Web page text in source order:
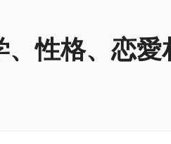
性格、恋